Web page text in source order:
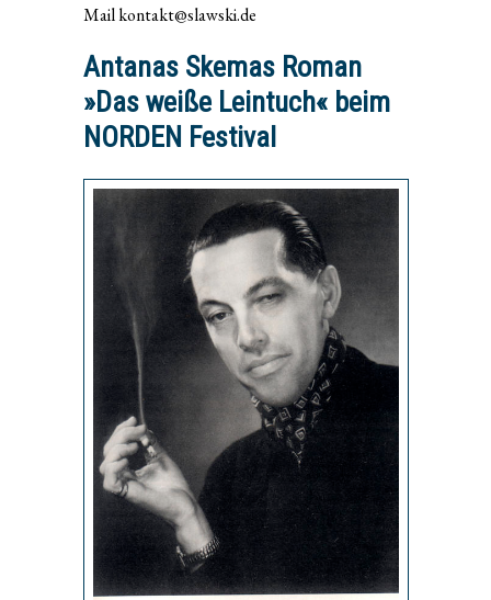
Mail kontakt@slawski.de
Antanas Skemas Roman
»Das weiße Leintuch« beim
NORDEN Festival